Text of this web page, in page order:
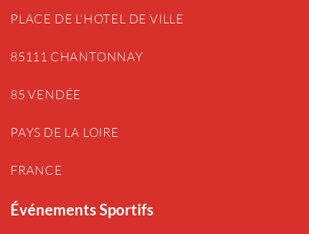
PLACE DE L’HOTEL DE VILLE
85111 CHANTONNAY
85 VENDÉE
PAYS DE LA LOIRE
FRANCE
Événements Sportifs